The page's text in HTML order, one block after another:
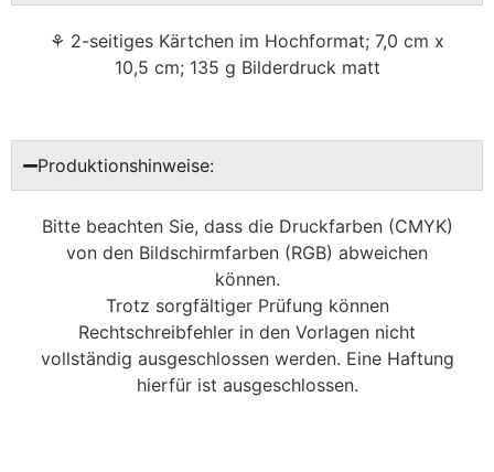
⚘ 2-seitiges Kärtchen im Hochformat; 7,0 cm x
10,5 cm; 135 g Bilderdruck matt
Produktionshinweise:
Bitte beachten Sie, dass die Druckfarben (CMYK)
von den Bildschirmfarben (RGB) abweichen
können.
Trotz sorgfältiger Prüfung können
Rechtschreibfehler in den Vorlagen nicht
vollständig ausgeschlossen werden. Eine Haftung
hierfür ist ausgeschlossen.